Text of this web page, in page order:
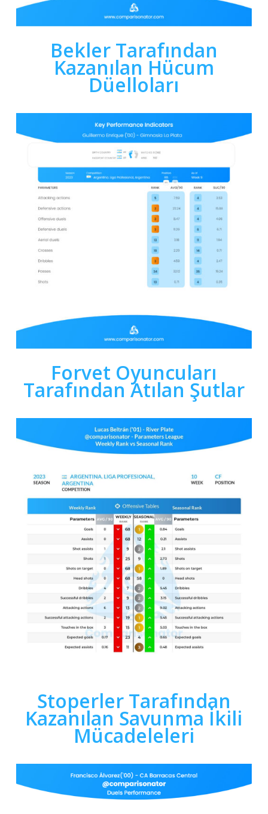
Bekler Tarafından
Kazanılan Hücum
Düelloları
Forvet Oyuncuları
Tarafından Atılan Şutlar
Stoperler Tarafından
Kazanılan Savunma İkili
Mücadeleleri